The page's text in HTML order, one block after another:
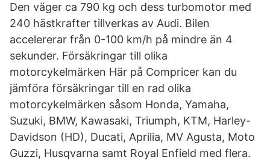
Den väger ca 790 kg och dess turbomotor med
240 hästkrafter tillverkas av Audi. Bilen
accelererar från 0-100 km/h på mindre än 4
sekunder. Försäkringar till olika
motorcykelmärken Här på Compricer kan du
jämföra försäkringar till en rad olika
motorcykelmärken såsom Honda, Yamaha,
Suzuki, BMW, Kawasaki, Triumph, KTM, Harley-
Davidson (HD), Ducati, Aprilia, MV Agusta, Moto
Guzzi, Husqvarna samt Royal Enfield med flera.